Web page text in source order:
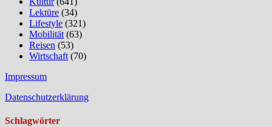
Lektüre (34)
Lifestyle (321)
Mobilität (63)
Reisen (53)
Wirtschaft (70)
Impressum
Datenschutzerklärung
Schlagwörter